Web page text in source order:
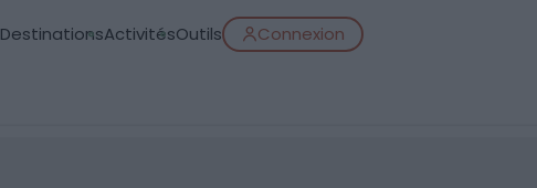
DestinationsActivitésOutils Connexion